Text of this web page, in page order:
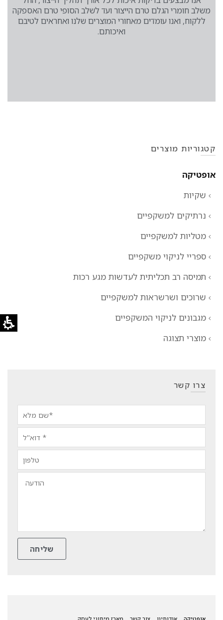
משלב חומרי הגלם טרם הייצור ועד לשלב הסופי טרם האספקה
ללקוח, ואנו עומדים מאחורי המוצרים שלנו ואחראים לטיבם
ואיכותם.
קטגוריות מוצרים
אופטיקה
שקיות
נרתיקים למשקפיים
מטליות למשקפיים
ספריי לניקוי משקפיים
תמיסה רב תכליתית לעדשות מגע רכות
שרוכים ושרשראות למשקפיים
מגבונים לניקוי המשקפיים
מוצרי תצוגה
צרו קשר